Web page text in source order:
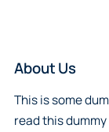
About Us
This is some
read this